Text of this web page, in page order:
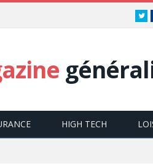
HIGH TECH